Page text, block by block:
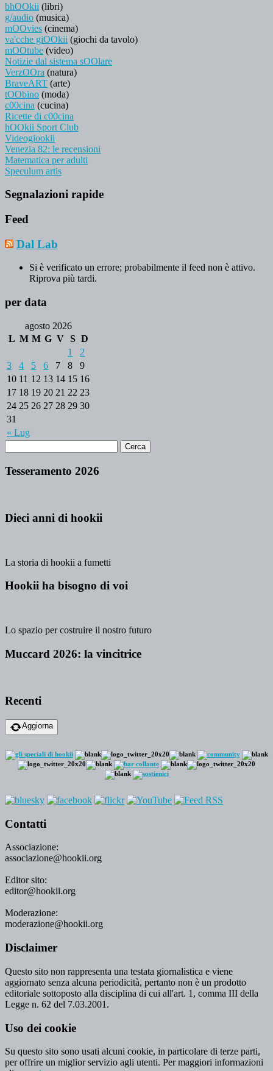
bhOOkii (libri)
g/audio (musica)
mOOvies (cinema)
va'cche giOOkii (giochi da tavolo)
mOOtube (video)
Notizie dal sistema sOOlare
VerzOOra (natura)
BraveART (arte)
tOObino (moda)
c00cina (cucina)
Ricette di c00cina
hOOkii Sport Club
Videogiookii
Venezia 82: le recensioni
Matematica per adulti
Speculum artis
Segnalazioni rapide
Feed
Dal Lab
Si è verificato un errore; probabilmente il feed non è attivo.
Riprova più tardi.
per data
agosto 2026
L M M G V S D
« Lug
1
2
3
4 5 6 7 8
9
10 11 12 13 14 15 16
17 18 19 20 21 22 23
24 25 26 27 28 29 30
31
Tesseramento 2026
Dieci anni di hookii
La storia di hookii a fumetti
Hookii ha bisogno di voi
Lo spazio per costruire il nostro futuro
Muccard 2026: la vincitrice
Recenti
Aggiorna
Contatti
Associazione:
associazione@hookii.org
Editor sito:
editor@hookii.org
Moderazione:
moderazione@hookii.org
Disclaimer
Questo sito non rappresenta una testata giornalistica e viene
aggiornato senza alcuna periodicità, pertanto non è un prodotto
editoriale sottoposto alla disciplina di cui all'art. 1, comma III della
Legge n. 62 del 7.03.2001.
Uso dei cookie
Su questo sito sono usati alcuni cookie, in particolare di terze parti,
per offrire un miglior servizio agli utenti. Per maggiori informazioni